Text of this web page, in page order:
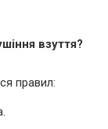
взуття?
правил: